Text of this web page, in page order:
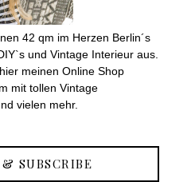
42 qm im Herzen Berlin´s
und Vintage Interieur aus.
meinen Online Shop
mit tollen Vintage
vielen mehr.
SUBSCRIBE